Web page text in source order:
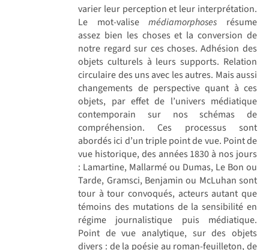
varier leur perception et leur interprétation.
Le mot-valisemédiamorphoses résume
assez bien les choses et la conversion de
notre regard sur ces choses. Adhésion des
objets culturels à leurs supports. Relation
circulaire des uns avec les autres. Mais aussi
changements de perspective quant à ces
objets, par effet de l’univers médiatique
contemporain sur nos schémas de
compréhension. Ces processus sont
abordés ici d’un triple point de vue. Point de
vue historique, des années 1830 à nos jours
: Lamartine, Mallarmé ou Dumas, Le Bon ou
Tarde, Gramsci, Benjamin ou McLuhan sont
tour à tour convoqués, acteurs autant que
témoins des mutations de la sensibilité en
régime journalistique puis médiatique.
Point de vue analytique, sur des objets
divers : de la poésie au roman-feuilleton, de